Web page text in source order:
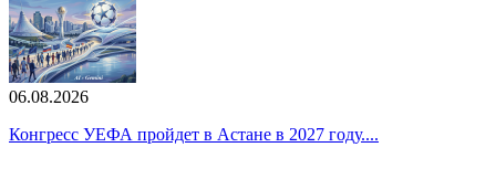
06.08.2026
Конгресс УЕФА пройдет в Астане в 2027 году....